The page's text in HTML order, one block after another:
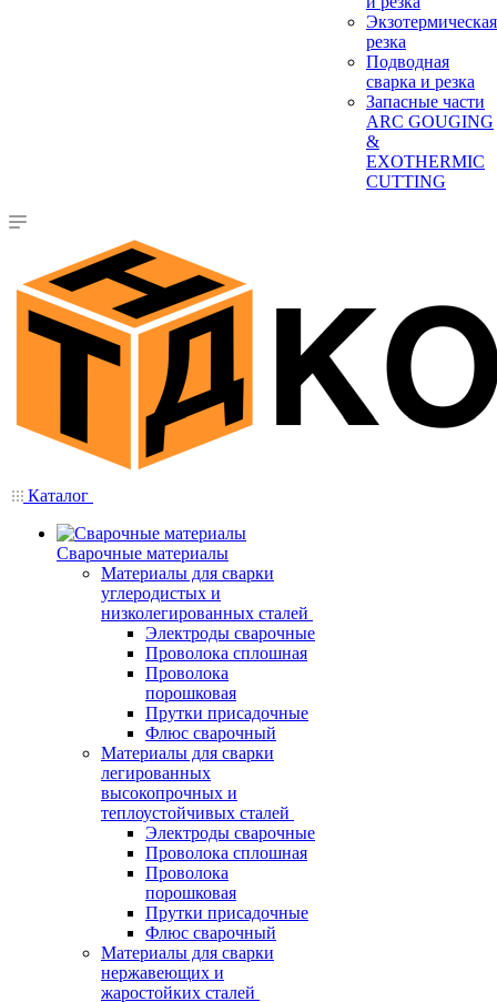
Экзотермическая
резка
Подводная
сварка и резка
Запасные части
ARC GOUGING
&
EXOTHERMIC
CUTTING
Каталог
Сварочные материалы
Материалы для сварки
углеродистых и
низколегированных сталей
Электроды сварочные
Проволока сплошная
Проволока
порошковая
Прутки присадочные
Флюс сварочный
Материалы для сварки
легированных
высокопрочных и
теплоустойчивых сталей
Электроды сварочные
Проволока сплошная
Проволока
порошковая
Прутки присадочные
Флюс сварочный
Материалы для сварки
нержавеющих и
жаростойких сталей